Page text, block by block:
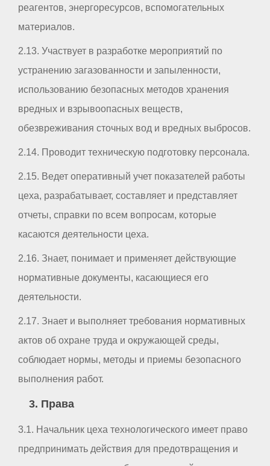
реагентов, энергоресурсов, вспомогательных
материалов.
2.13. Участвует в разработке мероприятий по
устранению загазованности и запыленности,
использованию безопасных методов хранения
вредных и взрывоопасных веществ,
обезвреживания сточных вод и вредных выбросов.
2.14. Проводит техническую подготовку персонала.
2.15. Ведет оперативный учет показателей работы
цеха, разрабатывает, составляет и представляет
отчеты, справки по всем вопросам, которые
касаются деятельности цеха.
2.16. Знает, понимает и применяет действующие
нормативные документы, касающиеся его
деятельности.
2.17. Знает и выполняет требования нормативных
актов об охране труда и окружающей среды,
соблюдает нормы, методы и приемы безопасного
выполнения работ.
3. Права
3.1. Начальник цеха технологического имеет право
предпринимать действия для предотвращения и